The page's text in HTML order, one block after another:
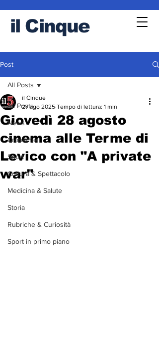
il Cinque
Post
All Posts
News
Cronache
Sport
Cultura & Spettacolo
Medicina & Salute
Storia
Rubriche & Curiosità
Sport in primo piano
All Posts
Giovedì 28 agosto
cinema alle Terme di
Levico con "A private
war"
il Cinque
27 ago 2025 Tempo di lettura: 1 min